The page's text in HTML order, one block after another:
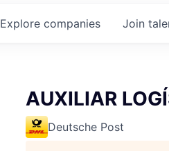
Explore companies Join
AUXILIAR
Deutsche Post